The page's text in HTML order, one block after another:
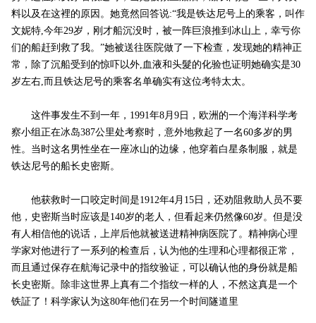
料以及在这裡的原因。她竟然回答说:“我是铁达尼号上的乘客，叫作
文妮特,今年29岁，刚才船沉没时，被一阵巨浪推到冰山上，幸亏你
们的船赶到救了我。”她被送往医院做了一下检查，发现她的精神正
常，除了沉船受到的惊吓以外,血液和头髮的化验也证明她确实是30
岁左右,而且铁达尼号的乘客名单确实有这位考特太太。
这件事发生不到一年，1991年8月9日，欧洲的一个海洋科学考
察小组正在冰岛387公里处考察时，意外地救起了一名60多岁的男
性。当时这名男性坐在一座冰山的边缘，他穿着白星条制服，就是
铁达尼号的船长史密斯。
他获救时一口咬定时间是1912年4月15日，还劝阻救助人员不要
他，史密斯当时应该是140岁的老人，但看起来仍然像60岁。但是没
有人相信他的说话，上岸后他就被送进精神病医院了。精神病心理
学家对他进行了一系列的检查后，认为他的生理和心理都很正常，
而且通过保存在航海记录中的指纹验证，可以确认他的身份就是船
长史密斯。除非这世界上真有二个指纹一样的人，不然这真是一个
铁証了！科学家认为这80年他们在另一个时间隧道里